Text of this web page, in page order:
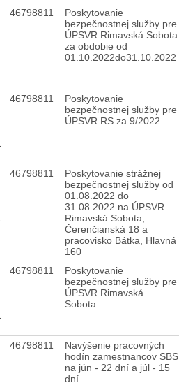
46798811
Poskytovanie
bezpečnostnej služby pre
ÚPSVR Rimavská Sobota
za obdobie od
01.10.2022do31.10.2022
46798811
Poskytovanie
bezpečnostnej služby pre
ÚPSVR RS za 9/2022
46798811
Poskytovanie strážnej
bezpečnostnej služby od
01.08.2022 do
31.08.2022 na ÚPSVR
Rimavská Sobota,
Čerenčianská 18 a
pracovisko Bátka, Hlavná
160
46798811
Poskytovanie
bezpečnostnej služby pre
ÚPSVR Rimavská
Sobota
46798811
Navýšenie pracovných
hodín zamestnancov SBS
na jún - 22 dní a júl - 15
dní